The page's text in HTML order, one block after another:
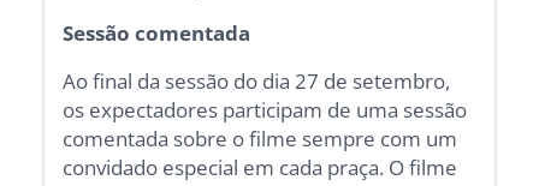
Sessão comentada
Ao final da sessão do dia 27 de setembro,
os expectadores participam de uma sessão
comentada sobre o filme sempre com um
convidado especial em cada praça. O filme